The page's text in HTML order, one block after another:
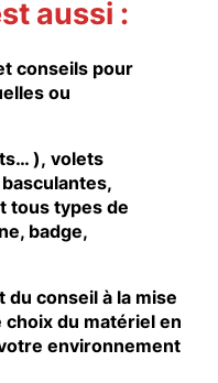
aussi :
conseils pour
ou
), volets
tous types de
badge,
conseil à la mise
choix du matériel en
environnement